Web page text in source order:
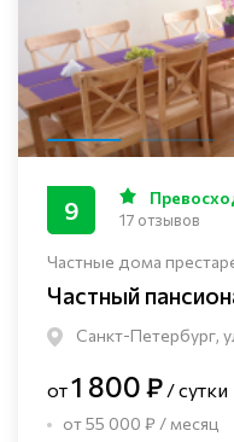
Частные дома
Частный
Санкт-Петербург,
9 17 отзывов
от1 800 ₽ / сутки
от 55 000 ₽ / месяц